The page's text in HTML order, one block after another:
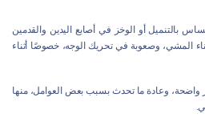
بالتنميل أو الوخز في أصابع اليدين والقدمين
المشي، وصعوبة في تحريك الوجه، خصوصًا أثناء
واضحة، وعادة ما تحدث بسبب بعض العوامل، منها